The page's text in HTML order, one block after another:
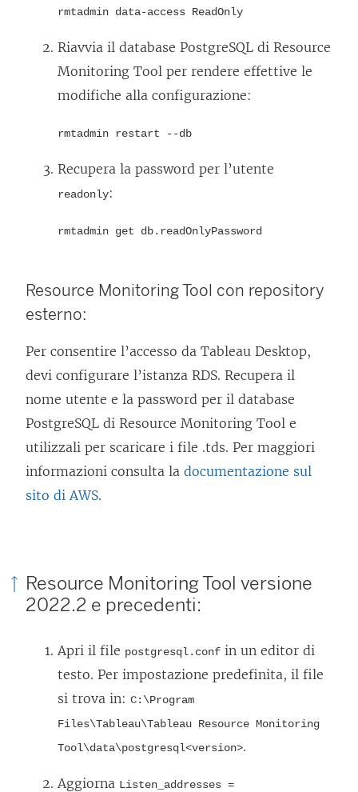
rmtadmin data-access ReadOnly
Riavvia il database PostgreSQL di Resource
Monitoring Tool per rendere effettive le
modifiche alla configurazione:
rmtadmin restart --db
Recupera la password per l’utente
readonly:
rmtadmin get db.readOnlyPassword
Resource Monitoring Tool con repository
esterno:
Per consentire l’accesso da Tableau Desktop,
devi configurare l’istanza RDS. Recupera il
nome utente e la password per il database
PostgreSQL di Resource Monitoring Tool e
utilizzali per scaricare i file .tds. Per maggiori
informazioni consulta la documentazione sul
sito di AWS.
Resource Monitoring Tool versione
2022.2 e precedenti:
Apri il file postgresql.conf in un editor di
testo. Per impostazione predefinita, il file
si trova in: C:\Program
Files\Tableau\Tableau Resource Monitoring
Tool\data\postgresql<version>.
Aggiorna Listen_addresses =